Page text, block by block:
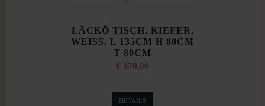
LÄCKÖ TISCH, KIEFER,
WEISS, L 135CM H 80CM
T 80CM
€ 370,00
DETAILS